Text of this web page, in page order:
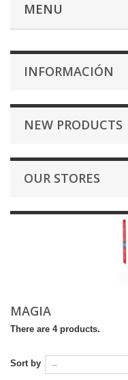
MENU
INFORMACIÓN
NEW PRODUCTS
OUR STORES
MAGIA
There are 4 products.
Sort by